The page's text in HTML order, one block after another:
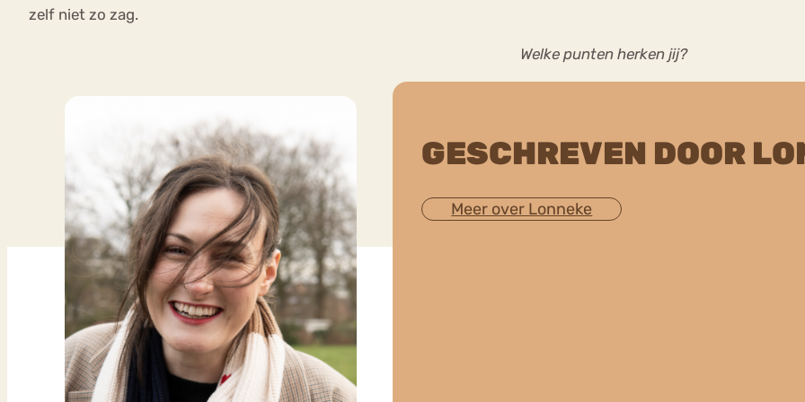
zelf niet zo zag.
Welke punten herken jij?
GESCHREVEN DOOR
Meer over Lonneke